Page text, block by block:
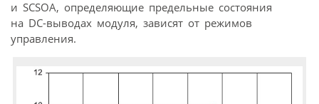
и SCSOA, определяющие предельные состояния
на DC-выводах модуля, зависят от режимов
управления.